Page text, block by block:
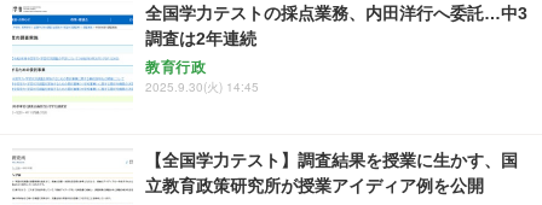
全国学力テストの採点業務、内田洋行へ委託…中3
調査は2年連続
教育行政
2025.9.30(火) 14:45
【全国学力テスト】調査結果を授業に生かす、国
立教育政策研究所が授業アイディア例を公開